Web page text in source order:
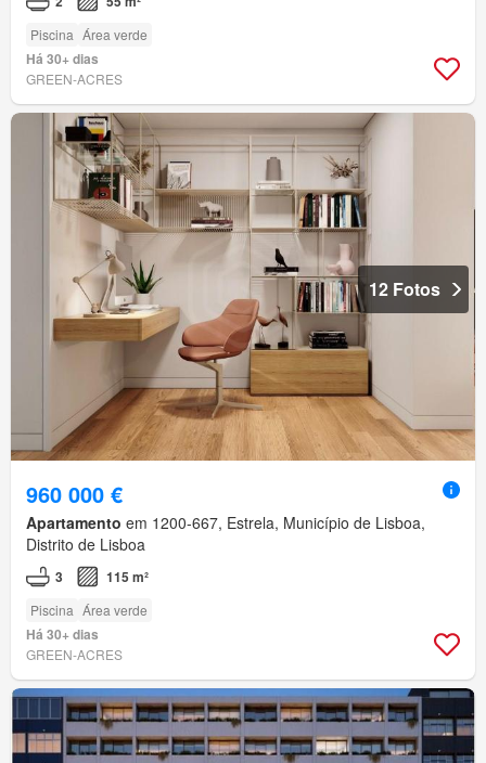
Piscina Área verde
Há 30+ dias
GREEN-ACRES
12 Fotos
960 000 €
Apartamento em 1200-667, Estrela, Município de Lisboa,
Distrito de Lisboa
3 115 m²
Piscina Área verde
Há 30+ dias
GREEN-ACRES